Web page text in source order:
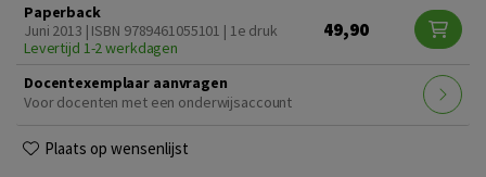
Paperback
Juni 2013 | ISBN 9789461055101 | 1e druk
Levertijd 1-2 werkdagen
49,90
Docentexemplaar aanvragen
Voor docenten met een onderwijsaccount
Plaats op wensenlijst